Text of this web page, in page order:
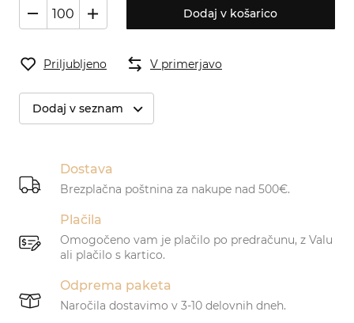
Dodaj v košarico
Priljubljeno V primerjavo
Dodaj v seznam
Dostava
Brezplačna poštnina za nakupe nad 500€.
Plačila
Omogočeno vam je plačilo po predračunu, z Valu
ali plačilo s kartico.
Odprema paketa
Naročila dostavimo v 3-10 delovnih dneh.